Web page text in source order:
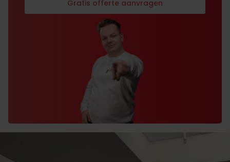
Gratis offerte aanvragen